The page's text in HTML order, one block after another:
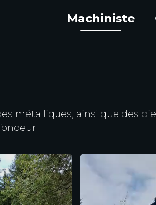
Machiniste
métalliques, ainsi que des